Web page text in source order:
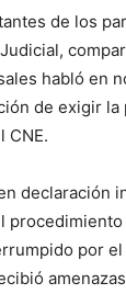
de los
habló en
de exigir la
CNE.
declaración
por el